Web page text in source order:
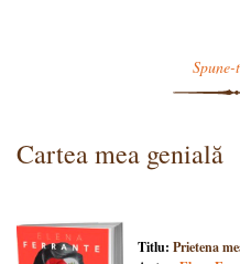
Cartea mea genială
Titlu: Prietena